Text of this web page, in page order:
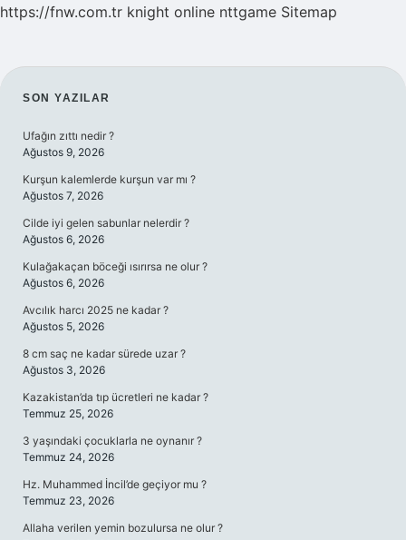
https://fnw.com.tr knight online nttgame Sitemap
SIDEBAR
SON YAZILAR
Ufağın zıttı nedir ?
Ağustos 9, 2026
Kurşun kalemlerde kurşun var mı ?
Ağustos 7, 2026
Cilde iyi gelen sabunlar nelerdir ?
Ağustos 6, 2026
Kulağakaçan böceği ısırırsa ne olur ?
Ağustos 6, 2026
Avcılık harcı 2025 ne kadar ?
Ağustos 5, 2026
8 cm saç ne kadar sürede uzar ?
Ağustos 3, 2026
Kazakistan’da tıp ücretleri ne kadar ?
Temmuz 25, 2026
3 yaşındaki çocuklarla ne oynanır ?
Temmuz 24, 2026
Hz. Muhammed İncil’de geçiyor mu ?
Temmuz 23, 2026
Allaha verilen yemin bozulursa ne olur ?